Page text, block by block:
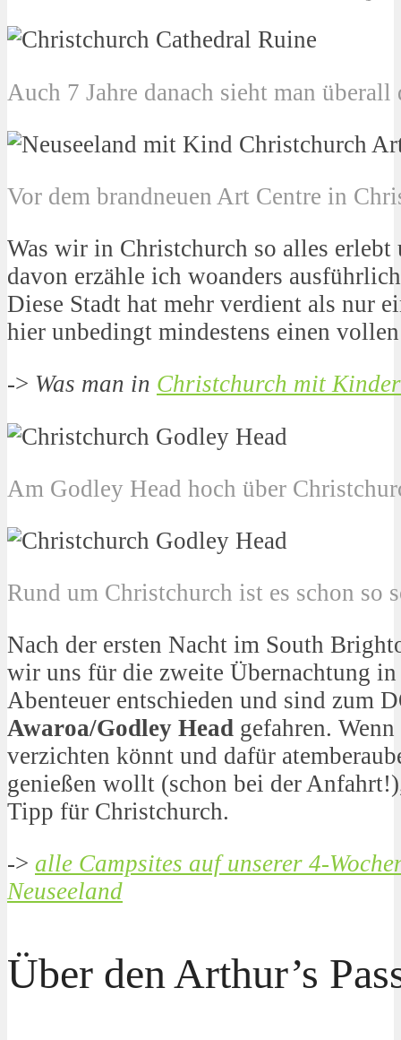
Auch 7 Jahre danach sieht man
Vor dem brandneuen Art Centre in
Was wir in Christchurch so alles erlebt
davon erzähle ich woanders
Diese Stadt hat mehr verdient als nur
hier unbedingt mindestens einen
-> Was man in Christchurch mit
Am Godley Head hoch über
Rund um Christchurch ist es schon
Nach der ersten Nacht im South
wir uns für die zweite Übernachtung
Abenteuer entschieden und sind zum
Awaroa/Godley Head gefahren.
verzichten könnt und dafür
genießen wollt (schon bei der
Tipp für Christchurch.
-> alle Campsites auf unserer 4-
Neuseeland
Über den Arthur’s